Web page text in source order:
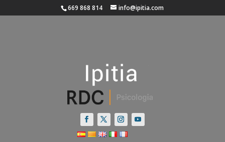
669 868 814 info@ipitia.com